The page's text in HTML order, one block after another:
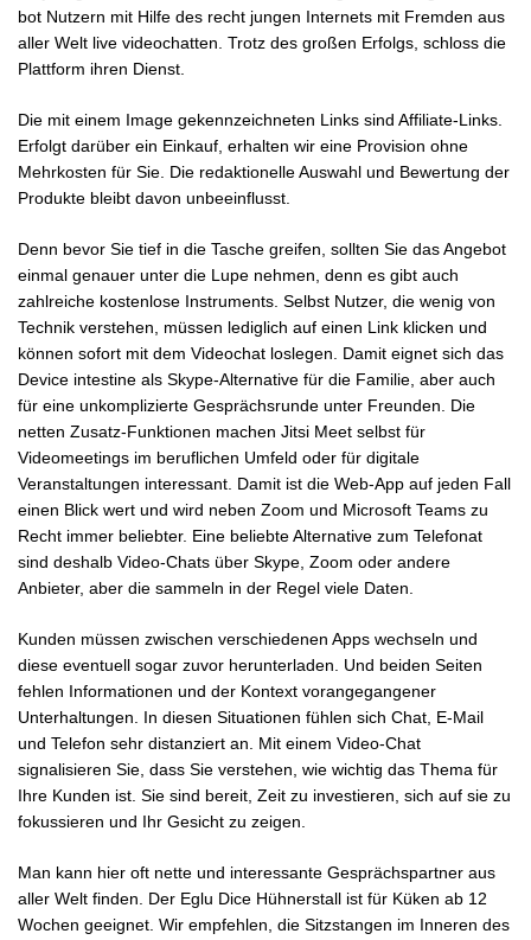
bot Nutzern mit Hilfe des recht jungen Internets mit Fremden aus
aller Welt live videochatten. Trotz des großen Erfolgs, schloss die
Plattform ihren Dienst.
Die mit einem Image gekennzeichneten Links sind Affiliate-Links.
Erfolgt darüber ein Einkauf, erhalten wir eine Provision ohne
Mehrkosten für Sie. Die redaktionelle Auswahl und Bewertung der
Produkte bleibt davon unbeeinflusst.
Denn bevor Sie tief in die Tasche greifen, sollten Sie das Angebot
einmal genauer unter die Lupe nehmen, denn es gibt auch
zahlreiche kostenlose Instruments. Selbst Nutzer, die wenig von
Technik verstehen, müssen lediglich auf einen Link klicken und
können sofort mit dem Videochat loslegen. Damit eignet sich das
Device intestine als Skype-Alternative für die Familie, aber auch
für eine unkomplizierte Gesprächsrunde unter Freunden. Die
netten Zusatz-Funktionen machen Jitsi Meet selbst für
Videomeetings im beruflichen Umfeld oder für digitale
Veranstaltungen interessant. Damit ist die Web-App auf jeden Fall
einen Blick wert und wird neben Zoom und Microsoft Teams zu
Recht immer beliebter. Eine beliebte Alternative zum Telefonat
sind deshalb Video-Chats über Skype, Zoom oder andere
Anbieter, aber die sammeln in der Regel viele Daten.
Kunden müssen zwischen verschiedenen Apps wechseln und
diese eventuell sogar zuvor herunterladen. Und beiden Seiten
fehlen Informationen und der Kontext vorangegangener
Unterhaltungen. In diesen Situationen fühlen sich Chat, E-Mail
und Telefon sehr distanziert an. Mit einem Video-Chat
signalisieren Sie, dass Sie verstehen, wie wichtig das Thema für
Ihre Kunden ist. Sie sind bereit, Zeit zu investieren, sich auf sie zu
fokussieren und Ihr Gesicht zu zeigen.
Man kann hier oft nette und interessante Gesprächspartner aus
aller Welt finden. Der Eglu Dice Hühnerstall ist für Küken ab 12
Wochen geeignet. Wir empfehlen, die Sitzstangen im Inneren des